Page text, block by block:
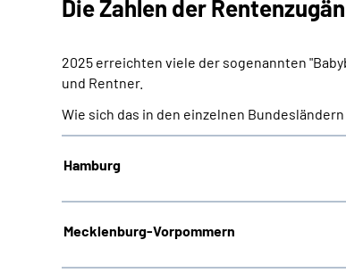
Die Zahlen der
2025 erreichten viele der sogenannten
und Rentner.
Wie sich das in den einzelnen
Hamburg
Mecklenburg-Vorpommern